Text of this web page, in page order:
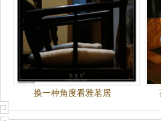
换一种角度看雅茗居